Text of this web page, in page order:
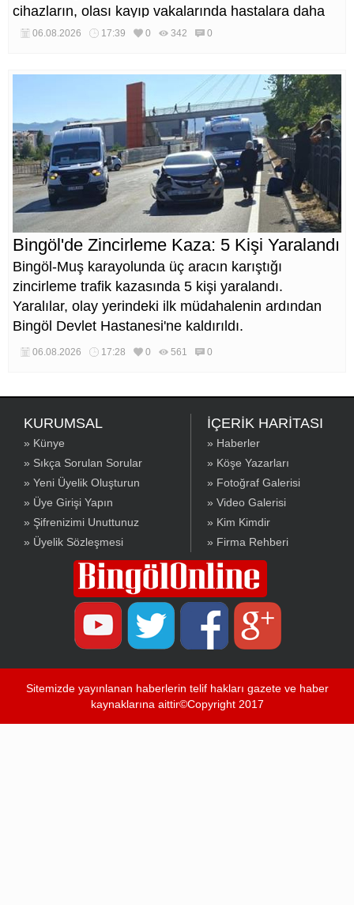
cihazların, olası kayıp vakalarında hastalara daha
kısa sürede ulaşılmasını sağlaması hedefleniyor.
06.08.2026 17:39 0 342 0
Bingöl'de Zincirleme Kaza: 5 Kişi Yaralandı
Bingöl-Muş karayolunda üç aracın karıştığı
zincirleme trafik kazasında 5 kişi yaralandı.
Yaralılar, olay yerindeki ilk müdahalenin ardından
Bingöl Devlet Hastanesi'ne kaldırıldı.
06.08.2026 17:28 0 561 0
KURUMSAL
» Künye
» Sıkça Sorulan Sorular
» Yeni Üyelik Oluşturun
» Üye Girişi Yapın
» Şifrenizimi Unuttunuz
» Üyelik Sözleşmesi
İÇERİK HARİTASI
» Haberler
» Köşe Yazarları
» Fotoğraf Galerisi
» Video Galerisi
» Kim Kimdir
» Firma Rehberi
Sitemizde yayınlanan haberlerin telif hakları gazete ve haber
kaynaklarına aittir©Copyright 2017